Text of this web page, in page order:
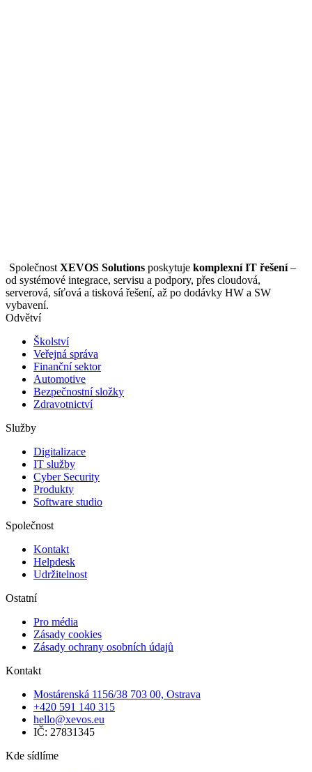
Společnost XEVOS Solutions poskytuje komplexní IT řešení–
od systémové integrace, servisu a podpory, přes cloudová,
serverová, síťová a tisková řešení, až po dodávky HW a SW
vybavení.
Odvětví
Školství
Veřejná správa
Finanční sektor
Automotive
Bezpečnostní složky
Zdravotnictví
Služby
Digitalizace
IT služby
Cyber Security
Produkty
Software studio
Společnost
Kontakt
Helpdesk
Udržitelnost
Ostatní
Pro média
Zásady cookies
Zásady ochrany osobních údajů
Kontakt
Mostárenská 1156/38 703 00, Ostrava
+420 591 140 315
hello@xevos.eu
IČ: 27831345
Kde sídlíme